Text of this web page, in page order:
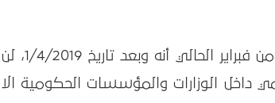
وأعلن المكتب الاعلامي الحكومي في غزة يوم العاشر من فبراير الحالي أنه وبعد تاريخ 1/4/2019، لن
الوزارات والمؤسسات الحكومية الا